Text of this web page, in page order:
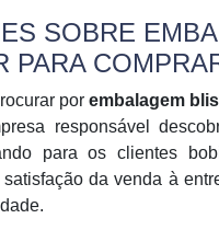
SOBRE
PARA
porembalagem
responsável
para os clientes
da venda à